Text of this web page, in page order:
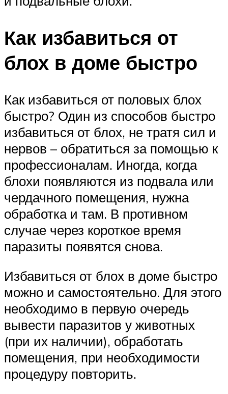
Как избавиться от
блох в доме быстро
Как избавиться от половых блох
быстро? Один из способов быстро
избавиться от блох, не тратя сил и
нервов – обратиться за помощью к
профессионалам. Иногда, когда
блохи появляются из подвала или
чердачного помещения, нужна
обработка и там. В противном
случае через короткое время
паразиты появятся снова.
Избавиться от блох в доме быстро
можно и самостоятельно. Для этого
необходимо в первую очередь
вывести паразитов у животных
(при их наличии), обработать
помещения, при необходимости
процедуру повторить.